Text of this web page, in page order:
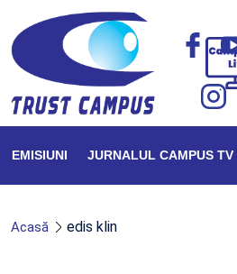
EMISIUNI JURNALUL CAMPUS TV
Acasă edis klin